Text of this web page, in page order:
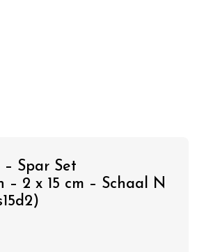
– Spar Set
– 2 x 15 cm – Schaal N